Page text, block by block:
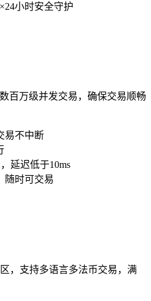
小时安全守护
百万级并发交易，确保交易顺畅
易不中断
延迟低于10ms
随时可交易
，支持多语言多法币交易，满